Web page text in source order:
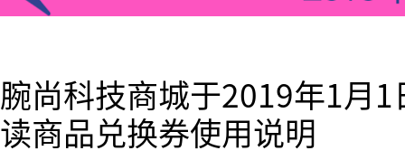
腕尚科技商城于2019年1月
读商品兑换券使用说明